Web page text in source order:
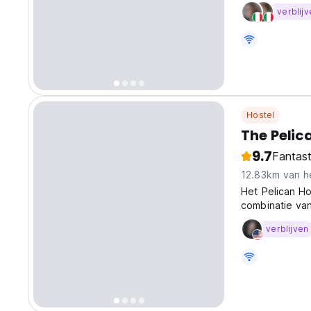
zorgen
Hostel
The
9.7
12.83km van
Het Pelican
combinatie
verblijven